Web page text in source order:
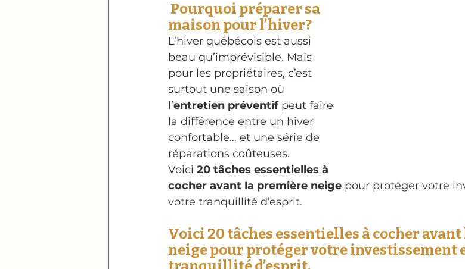
Pourquoi préparer sa
maison pour l’hiver?
L’hiver québécois est aussi
beau qu’imprévisible. Mais
pour les propriétaires, c’est
surtout une saison où
l’entretien préventif peut faire
la différence entre un hiver
confortable… et une série de
réparations coûteuses.
Voici 20 tâches essentielles à
cocher avant la première neige pour protéger votre
votre tranquillité d’esprit.
Voici 20 tâches essentielles à cocher
neige pour protéger votre investissement